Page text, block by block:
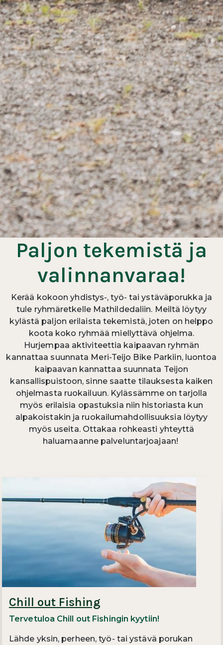
Paljon tekemistä ja
valinnanvaraa!
Kerää kokoon yhdistys-, työ- tai ystäväporukka ja
tule ryhmäretkelle Mathildedaliin. Meiltä löytyy
kylästä paljon erilaista tekemistä, joten on helppo
koota koko ryhmää miellyttävä ohjelma.
Hurjempaa aktiviteettia kaipaavan ryhmän
kannattaa suunnata Meri-Teijo Bike Parkiin, luontoa
kaipaavan kannattaa suunnata Teijon
kansallispuistoon, sinne saatte tilauksesta kaiken
ohjelmasta ruokailuun. Kylässämme on tarjolla
myös erilaisia opastuksia niin historiasta kun
alpakoistakin ja ruokailumahdollisuuksia löytyy
myös useita. Ottakaa rohkeasti yhteyttä
haluamaanne palveluntarjoajaan!
Chill out Fishing
Tervetuloa Chill out Fishingin kyytiin!
Lähde yksin, perheen, työ- tai ystävä porukan